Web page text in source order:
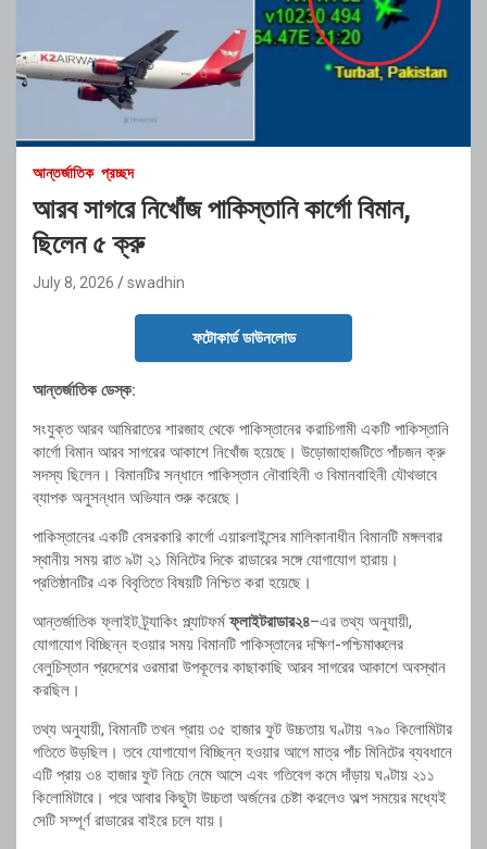
আন্তর্জাতিক প্রচ্ছদ
আরব সাগরে নিখোঁজ পাকিস্তানি কার্গো বিমান,
ছিলেন ৫ ক্রু
July 8, 2026 swadhin
ফটোকার্ড ডাউনলোড
আন্তর্জাতিক ডেস্ক:
সংযুক্ত আরব আমিরাতের শারজাহ থেকে পাকিস্তানের করাচিগামী একটি পাকিস্তানি
কার্গো বিমান আরব সাগরের আকাশে নিখোঁজ হয়েছে। উড়োজাহাজটিতে পাঁচজন ক্রু
সদস্য ছিলেন। বিমানটির সন্ধানে পাকিস্তান নৌবাহিনী ও বিমানবাহিনী যৌথভাবে
ব্যাপক অনুসন্ধান অভিযান শুরু করেছে।
পাকিস্তানের একটি বেসরকারি কার্গো এয়ারলাইন্সের মালিকানাধীন বিমানটি মঙ্গলবার
স্থানীয় সময় রাত ৯টা ২১ মিনিটের দিকে রাডারের সঙ্গে যোগাযোগ হারায়।
প্রতিষ্ঠানটির এক বিবৃতিতে বিষয়টি নিশ্চিত করা হয়েছে।
আন্তর্জাতিক ফ্লাইট ট্র্যাকিং প্ল্যাটফর্মফ্লাইটরাডার২৪–এর তথ্য অনুযায়ী,
যোগাযোগ বিচ্ছিন্ন হওয়ার সময় বিমানটি পাকিস্তানের দক্ষিণ-পশ্চিমাঞ্চলের
বেলুচিস্তান প্রদেশের ওরমারা উপকূলের কাছাকাছি আরব সাগরের আকাশে অবস্থান
করছিল।
তথ্য অনুযায়ী, বিমানটি তখন প্রায় ৩৫ হাজার ফুট উচ্চতায় ঘণ্টায় ৭৯০ কিলোমিটার
গতিতে উড়ছিল। তবে যোগাযোগ বিচ্ছিন্ন হওয়ার আগে মাত্র পাঁচ মিনিটের ব্যবধানে
এটি প্রায় ৩৪ হাজার ফুট নিচে নেমে আসে এবং গতিবেগ কমে দাঁড়ায় ঘণ্টায় ২১১
কিলোমিটারে। পরে আবার কিছুটা উচ্চতা অর্জনের চেষ্টা করলেও অল্প সময়ের মধ্যেই
সেটি সম্পূর্ণ রাডারের বাইরে চলে যায়।